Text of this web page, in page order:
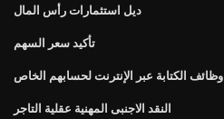
ديل استثمارات رأس المال
تأكيد سعر السهم
وظائف الكتابة عبر الإنترنت لحسابهم الخاص
النقد الاجنبى المهنية عقلية التاجر